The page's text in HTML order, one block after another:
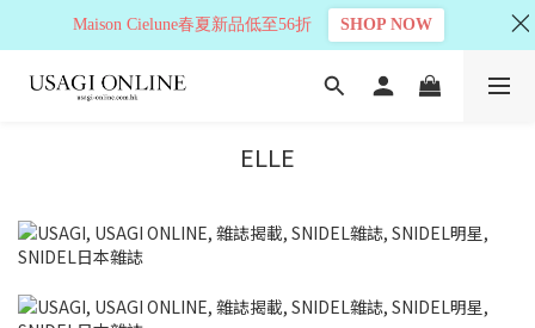
ELLE
Maison Cielune春夏新品低至56折 SHOP NOW